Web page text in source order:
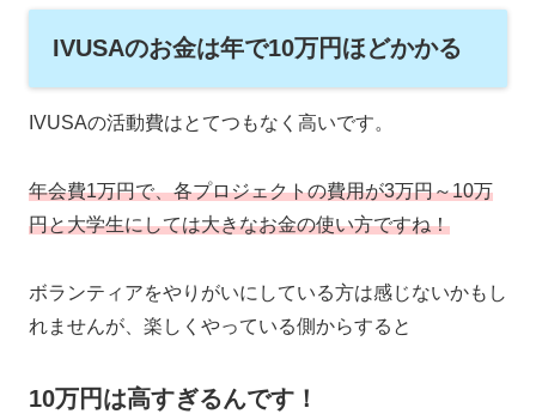
IVUSAのお金は年で10万円ほどかかる
IVUSAの活動費はとてつもなく高いです。
年会費1万円で、各プロジェクトの費用が3万円～10万
円と大学生にしては大きなお金の使い方ですね！
ボランティアをやりがいにしている方は感じないかもし
れませんが、楽しくやっている側からすると
10万円は高すぎるんです！